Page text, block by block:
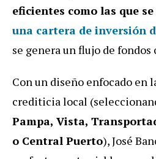
eficientes como las que
una cartera de inversión
se genera un flujo de
Con un diseño enfocado en
crediticia local
Pampa, Vista,
o Central Puerto), José